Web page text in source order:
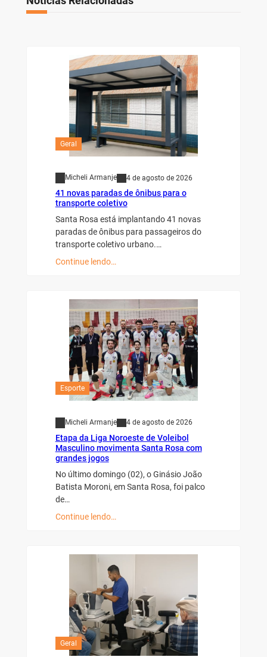
Geral
Micheli Armanje 4 de agosto de 2026
41 novas paradas de ônibus para o
transporte coletivo
Santa Rosa está implantando 41 novas
paradas de ônibus para passageiros do
transporte coletivo urbano.…
Continue lendo…
Esporte
Micheli Armanje 4 de agosto de 2026
Etapa da Liga Noroeste de Voleibol
Masculino movimenta Santa Rosa com
grandes jogos
No último domingo (02), o Ginásio João
Batista Moroni, em Santa Rosa, foi palco
de…
Continue lendo…
Geral